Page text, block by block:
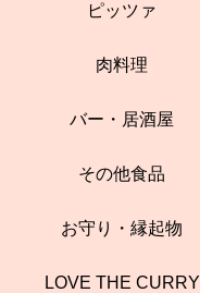
ピッツァ
肉料理
バー・居酒屋
その他食品
お守り・縁起物
LOVE THE CURRY